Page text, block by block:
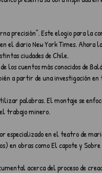
precisión”. Este elogio para la
el diario New York Times. Ahora
ciudades de Chile.
los cuentos más conocidos de
a partir de una investigación
palabras. El montaje se
trabajo minero.
especializado en el teatro de
en obras como El capote y
acerca del proceso de